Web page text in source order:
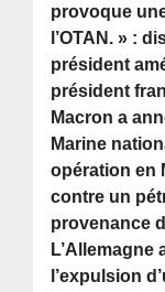
provoque
l’OTAN. » :
président
président
Macron a
Marine
opération en
contre un
provenance
L’Allemagne
l’expulsion